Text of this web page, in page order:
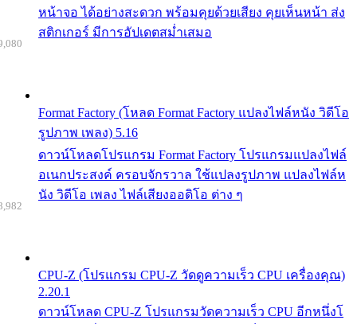
หน้าจอ ได้อย่างสะดวก พร้อมคุยด้วยเสียง คุยเห็นหน้า ส่ง
สติกเกอร์ มีการอัปเดตสม่ำเสมอ
Format Factory (โหลด Format Factory แปลงไฟล์หนัง วิดีโอ
รูปภาพ เพลง) 5.16
ดาวน์โหลดโปรแกรม Format Factory โปรแกรมแปลงไฟล์
อเนกประสงค์ ครอบจักรวาล ใช้แปลงรูปภาพ แปลงไฟล์ห
นัง วิดีโอ เพลง ไฟล์เสียงออดิโอ ต่าง ๆ
CPU-Z (โปรแกรม CPU-Z วัดดูความเร็ว CPU เครื่องคุณ)
2.20.1
ดาวน์โหลด CPU-Z โปรแกรมวัดความเร็ว CPU อีกหนึ่งโ